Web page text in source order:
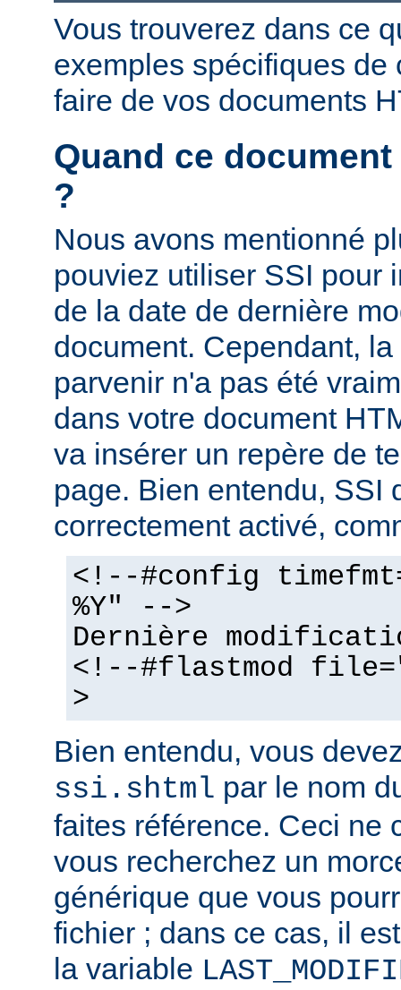
Vous trouverez dans ce
exemples spécifiques de
faire de vos documents
Quand ce
?
Nous avons mentionné
pouviez utiliser SSI pour
de la date de dernière
document. Cependant,
parvenir n'a pas été
dans votre document
va insérer un repère de
page. Bien entendu, SSI
correctement activé,
<!--#config
%Y" -->
Dernière
<!--#flastmod
>
Bien entendu, vous
ssi.shtml par le nom
faites référence. Ceci ne
vous recherchez un
générique que vous
fichier ; dans ce cas, il
la variable